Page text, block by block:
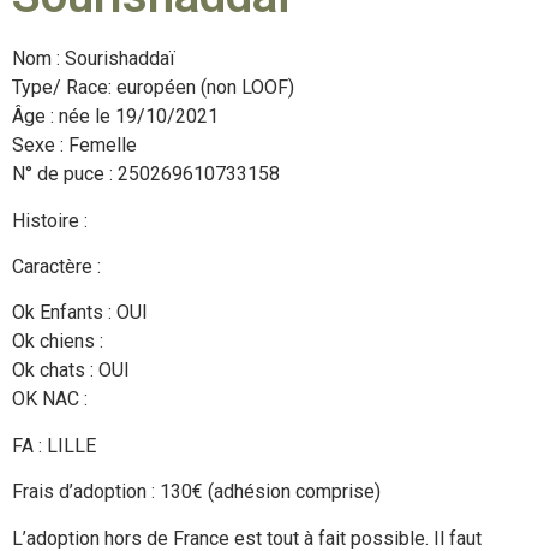
Nom : Sourishaddaï
Type/ Race: européen (non LOOF)
Âge : née le 19/10/2021
Sexe : Femelle
N° de puce : 250269610733158
Histoire :
Caractère :
Ok Enfants : OUI
Ok chiens :
Ok chats : OUI
OK NAC :
FA : LILLE
Frais d’adoption : 130€ (adhésion comprise)
L’adoption hors de France est tout à fait possible. Il faut